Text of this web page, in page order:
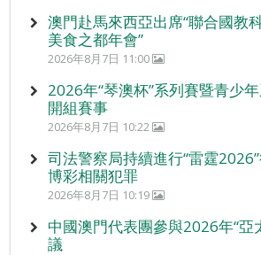
澳門赴馬來西亞出席“聯合國教
美食之都年會”
2026年8月7日 11:00
2026年“琴澳杯”系列賽暨青少
開組賽事
2026年8月7日 10:22
司法警察局持續進行“雷霆
博彩相關犯罪
2026年8月7日 10:19
中國澳門代表團參與2026年“亞
議